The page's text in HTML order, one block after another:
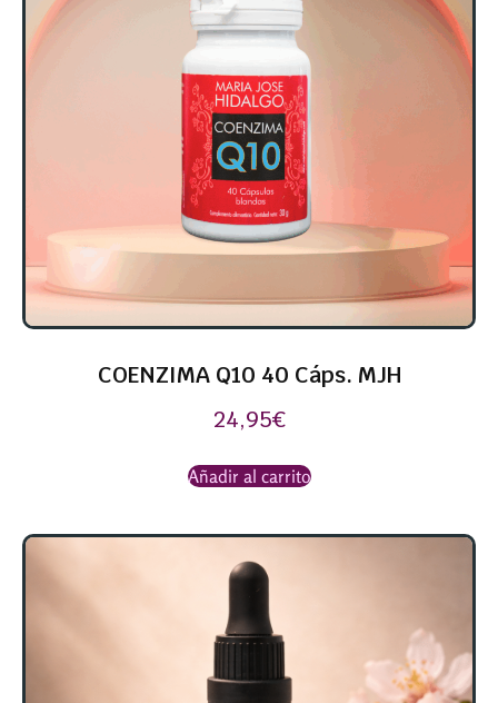
COENZIMA Q10 40 Cáps. MJH
24,95€
Añadir al carrito